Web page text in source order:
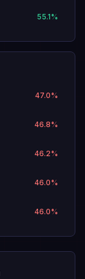
55.1%
47.0%
46.8%
46.2%
46.0%
46.0%